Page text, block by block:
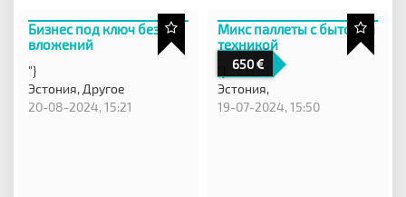
Бизнес под ключ без
вложений
"}
Эстония, Другое
20-08-2024, 15:21
650
Микс паллеты с бытовой
техникой
Эстония,
19-07-2024, 15:50